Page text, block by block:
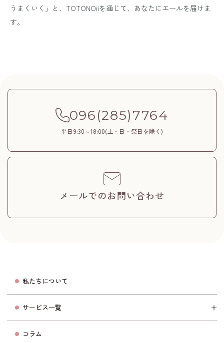
うまくいく」と、TOTONOiiを通じて、あなたにエールを届けま
す。
096(285)7764
平日9:30～18:00(土・日・祭日を除く)
メールでのお問い合わせ
私たちについて
サービス一覧
コラム